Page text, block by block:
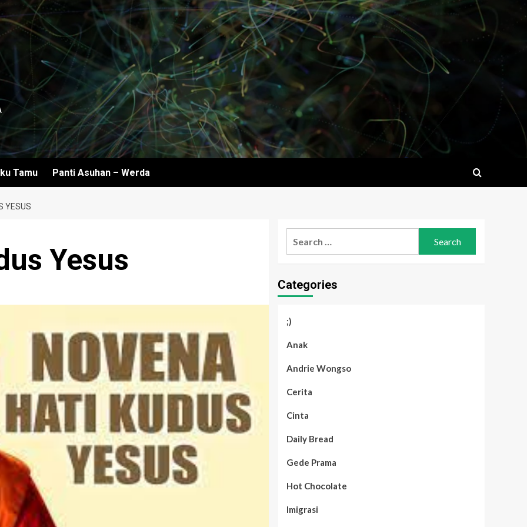
Tamu Panti Asuhan – Werda
YESUS
Yesus
Categories
;)
Anak
Andrie Wongso
Cerita
Cinta
Daily Bread
Gede Prama
Hot Chocolate
Imigrasi